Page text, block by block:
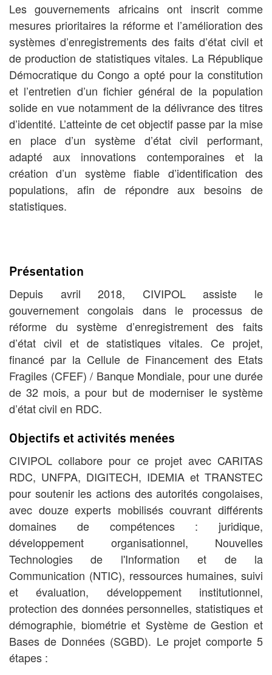
Les gouvernements africains ont inscrit comme
mesures prioritaires la réforme et l’amélioration des
systèmes d’enregistrements des faits d’état civil et
de production de statistiques vitales. La République
Démocratique du Congo a opté pour la constitution
et l’entretien d’un fichier général de la population
solide en vue notamment de la délivrance des titres
d’identité. L’atteinte de cet objectif passe par la mise
en place d’un système d’état civil performant,
adapté aux innovations contemporaines et la
création d’un système fiable d’identification des
populations, afin de répondre aux besoins de
statistiques.
Présentation
Depuis avril 2018, CIVIPOL assiste le
gouvernement congolais dans le processus de
réforme du système d’enregistrement des faits
d’état civil et de statistiques vitales. Ce projet,
financé par la Cellule de Financement des Etats
Fragiles (CFEF) / Banque Mondiale, pour une durée
de 32 mois, a pour but de moderniser le système
d’état civil en RDC.
Objectifs et activités menées
CIVIPOL collabore pour ce projet avec CARITAS
RDC, UNFPA, DIGITECH, IDEMIA et TRANSTEC
pour soutenir les actions des autorités congolaises,
avec douze experts mobilisés couvrant différents
domaines de compétences : juridique,
développement organisationnel, Nouvelles
Technologies de l'Information et de la
Communication (NTIC), ressources humaines, suivi
et évaluation, développement institutionnel,
protection des données personnelles, statistiques et
démographie, biométrie et Système de Gestion et
Bases de Données (SGBD). Le projet comporte 5
étapes :